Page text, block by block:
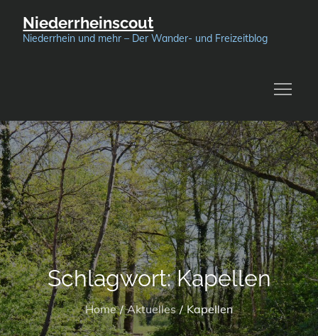
Niederrheinscout
Niederrhein und mehr – Der Wander- und Freizeitblog
Schlagwort:Kapellen
Home Aktuelles Kapellen